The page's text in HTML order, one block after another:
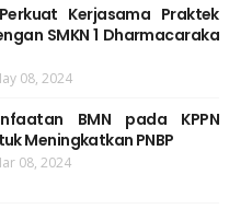
Kerjasama Praktek
SMKN 1 Dharmacaraka
08, 2024
BMN pada KPPN
Meningkatkan PNBP
08, 2024